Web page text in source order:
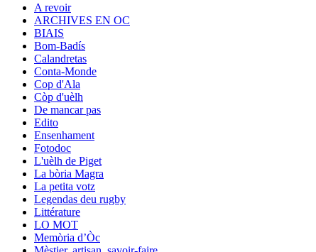
A revoir
ARCHIVES EN OC
BIAIS
Bom-Badís
Calandretas
Conta-Monde
Cop d'Ala
Còp d'uèlh
De mancar pas
Edito
Ensenhament
Fotodoc
L'uèlh de Piget
La bòria Magra
La petita votz
Legendas deu rugby
Littérature
LO MOT
Memòria d’Òc